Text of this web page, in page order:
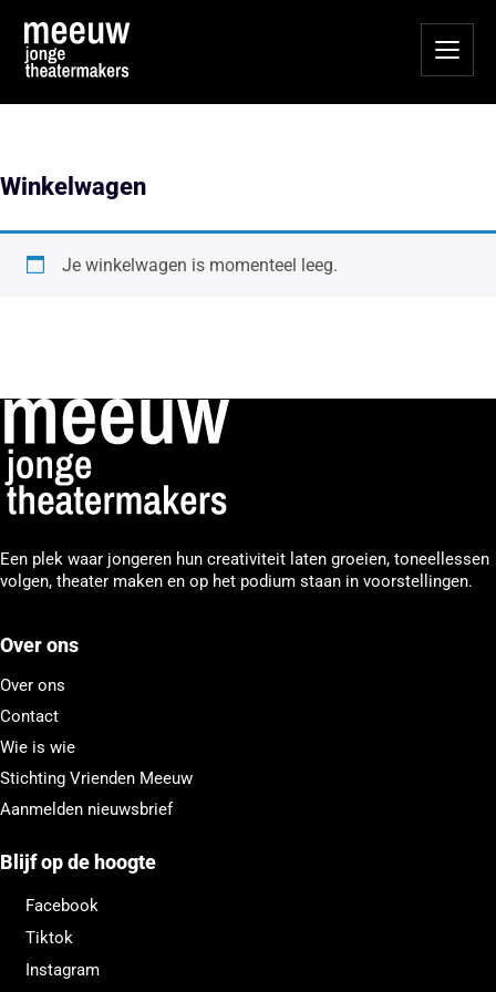
Winkelwagen
Je winkelwagen is momenteel leeg.
Een plek waar jongeren hun creativiteit laten groeien, toneellessen
volgen, theater maken en op het podium staan in voorstellingen.
Over ons
Over ons
Contact
Wie is wie
Stichting Vrienden Meeuw
Aanmelden nieuwsbrief
Blijf op de hoogte
Facebook
Tiktok
Instagram